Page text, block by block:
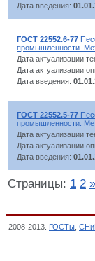
Дата введения:
ГОСТ 22552.6-77
промышленности.
Дата актуализации
Дата актуализации
Дата введения:
ГОСТ 22552.5-77
промышленности.
Дата актуализации
Дата актуализации
Дата введения:
Страницы: 1 2 »
2008-2013. ГОСТы